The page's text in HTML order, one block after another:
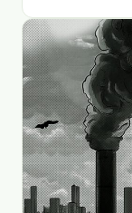
dan Transisi
Rhizoma
WALHI Jawa
Winong,
belajar […]